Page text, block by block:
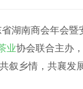
湖南商会年会
业协会联合主办
叙乡情，共襄发展